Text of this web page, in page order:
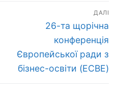
ДАЛІ
Наступний
запис:
26-та щорічна
конференція
Європейської ради з
бізнес-освіти (ECBE)